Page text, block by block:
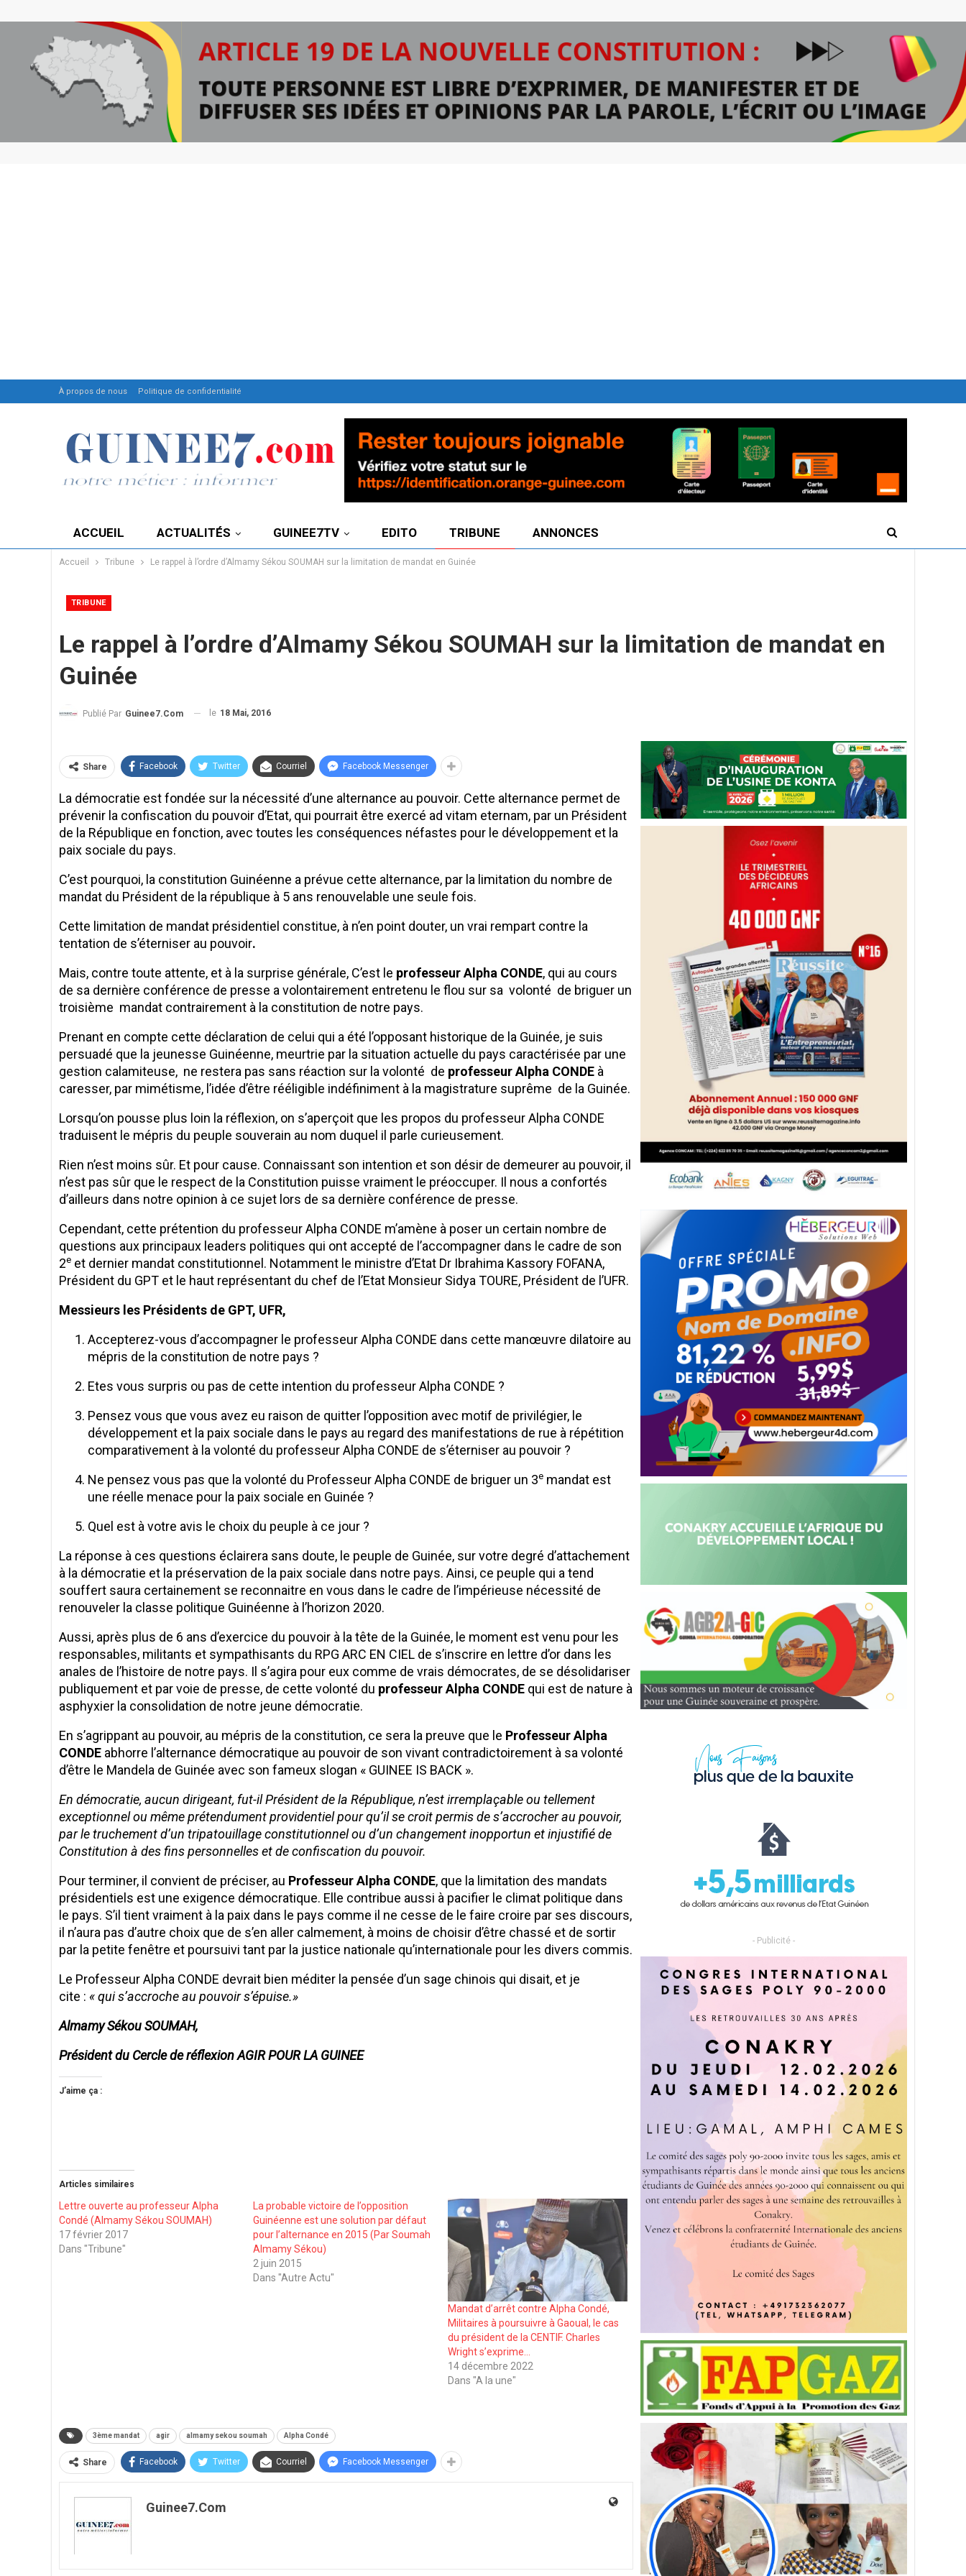
À propos de nous Politique de confidentialité
ACCUEIL ACTUALITÉS GUINEE7TV EDITO TRIBUNE ANNONCES
Accueil Tribune Le rappel à l’ordre d’Almamy Sékou SOUMAH sur la limitation de mandat en Guinée
TRIBUNE
Le rappel à l’ordre d’Almamy Sékou SOUMAH sur la limitation de mandat en
Guinée
Publié Par Guinee7.com le 18 Mai, 2016
Share Facebook Twitter Courriel Facebook Messenger
La démocratie est fondée sur la nécessité d’une alternance au pouvoir. Cette alternance permet de
prévenir la confiscation du pouvoir d’Etat, qui pourrait être exercé ad vitam eternam, par un Président
de la République en fonction, avec toutes les conséquences néfastes pour le développement et la
paix sociale du pays.
C’est pourquoi, la constitution Guinéenne a prévue cette alternance, par la limitation du nombre de
mandat du Président de la république à 5 ans renouvelable une seule fois.
Cette limitation de mandat présidentiel constitue, à n’en point douter, un vrai rempart contre la
tentation de s’éterniser au pouvoir.
Mais, contre toute attente, et à la surprise générale, C’est le professeur Alpha CONDE, qui au cours
de sa dernière conférence de presse a volontairement entretenu le flou sur sa volonté de briguer un
troisième mandat contrairement à la constitution de notre pays.
Prenant en compte cette déclaration de celui qui a été l’opposant historique de la Guinée, je suis
persuadé que la jeunesse Guinéenne, meurtrie par la situation actuelle du pays caractérisée par une
gestion calamiteuse, ne restera pas sans réaction sur la volonté de professeur Alpha CONDE à
caresser, par mimétisme, l’idée d’être rééligible indéfiniment à la magistrature suprême de la Guinée.
Lorsqu’on pousse plus loin la réflexion, on s’aperçoit que les propos du professeur Alpha CONDE
traduisent le mépris du peuple souverain au nom duquel il parle curieusement.
Rien n’est moins sûr. Et pour cause. Connaissant son intention et son désir de demeurer au pouvoir, il
n’est pas sûr que le respect de la Constitution puisse vraiment le préoccuper. Il nous a confortés
d’ailleurs dans notre opinion à ce sujet lors de sa dernière conférence de presse.
Cependant, cette prétention du professeur Alpha CONDE m’amène à poser un certain nombre de
questions aux principaux leaders politiques qui ont accepté de l’accompagner dans le cadre de son
2e et dernier mandat constitutionnel. Notamment le ministre d’Etat Dr Ibrahima Kassory FOFANA,
Président du GPT et le haut représentant du chef de l’Etat Monsieur Sidya TOURE, Président de l’UFR.
Messieurs les Présidents de GPT, UFR,
Accepterez-vous d’accompagner le professeur Alpha CONDE dans cette manœuvre dilatoire au
mépris de la constitution de notre pays ?
Etes vous surpris ou pas de cette intention du professeur Alpha CONDE ?
Pensez vous que vous avez eu raison de quitter l’opposition avec motif de privilégier, le
développement et la paix sociale dans le pays au regard des manifestations de rue à répétition
comparativement à la volonté du professeur Alpha CONDE de s’éterniser au pouvoir ?
Ne pensez vous pas que la volonté du Professeur Alpha CONDE de briguer un 3e mandat est
une réelle menace pour la paix sociale en Guinée ?
Quel est à votre avis le choix du peuple à ce jour ?
La réponse à ces questions éclairera sans doute, le peuple de Guinée, sur votre degré d’attachement
à la démocratie et la préservation de la paix sociale dans notre pays. Ainsi, ce peuple qui a tend
souffert saura certainement se reconnaitre en vous dans le cadre de l’impérieuse nécessité de
renouveler la classe politique Guinéenne à l’horizon 2020.
Aussi, après plus de 6 ans d’exercice du pouvoir à la tête de la Guinée, le moment est venu pour les
responsables, militants et sympathisants du RPG ARC EN CIEL de s’inscrire en lettre d’or dans les
anales de l’histoire de notre pays. Il s’agira pour eux comme de vrais démocrates, de se désolidariser
publiquement et par voie de presse, de cette volonté du professeur Alpha CONDE qui est de nature à
asphyxier la consolidation de notre jeune démocratie.
En s’agrippant au pouvoir, au mépris de la constitution, ce sera la preuve que le Professeur Alpha
CONDE abhorre l’alternance démocratique au pouvoir de son vivant contradictoirement à sa volonté
d’être le Mandela de Guinée avec son fameux slogan « GUINEE IS BACK ».
En démocratie, aucun dirigeant, fut-il Président de la République, n’est irremplaçable ou tellement
exceptionnel ou même prétendument providentiel pour qu’il se croit permis de s’accrocher au pouvoir,
par le truchement d’un tripatouillage constitutionnel ou d’un changement inopportun et injustifié de
Constitution à des fins personnelles et de confiscation du pouvoir.
Pour terminer, il convient de préciser, au Professeur Alpha CONDE, que la limitation des mandats
présidentiels est une exigence démocratique. Elle contribue aussi à pacifier le climat politique dans
le pays. S’il tient vraiment à la paix dans le pays comme il ne cesse de le faire croire par ses discours,
il n’aura pas d’autre choix que de s’en aller calmement, à moins de choisir d’être chassé et de sortir
par la petite fenêtre et poursuivi tant par la justice nationale qu’internationale pour les divers commis.
Le Professeur Alpha CONDE devrait bien méditer la pensée d’un sage chinois qui disait, et je
cite : « qui s’accroche au pouvoir s’épuise.»
Almamy Sékou SOUMAH,
Président du Cercle de réflexion AGIR POUR LA GUINEE
J’aime ça :
Articles similaires
Lettre ouverte au professeur Alpha
Condé (Almamy Sékou SOUMAH)
17 février 2017
Dans "Tribune"
La probable victoire de l’opposition
Guinéenne est une solution par défaut
pour l’alternance en 2015 (Par Soumah
Almamy Sékou)
2 juin 2015
Dans "Autre Actu"
Mandat d’arrêt contre Alpha Condé,
Militaires à poursuivre à Gaoual, le cas
du président de la CENTIF. Charles
Wright s’exprime…
14 décembre 2022
Dans "A la une"
3ème mandat agir almamy sekou soumah Alpha Condé
Share Facebook Twitter Courriel Facebook Messenger
Guinee7.com
- Publicité -